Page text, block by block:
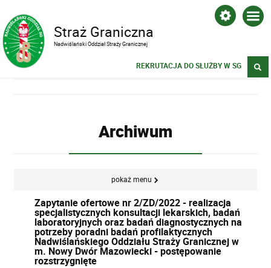
Straż Graniczna
Nadwiślański Oddział Straży Granicznej
REKRUTACJA DO SŁUŻBY W SG
Archiwum
pokaż menu
Zapytanie ofertowe nr 2/ZD/2022 - realizacja
specjalistycznych konsultacji lekarskich, badań
laboratoryjnych oraz badań diagnostycznych na
potrzeby poradni badań profilaktycznych
Nadwiślańskiego Oddziału Straży Granicznej w
m. Nowy Dwór Mazowiecki - postępowanie
rozstrzygnięte